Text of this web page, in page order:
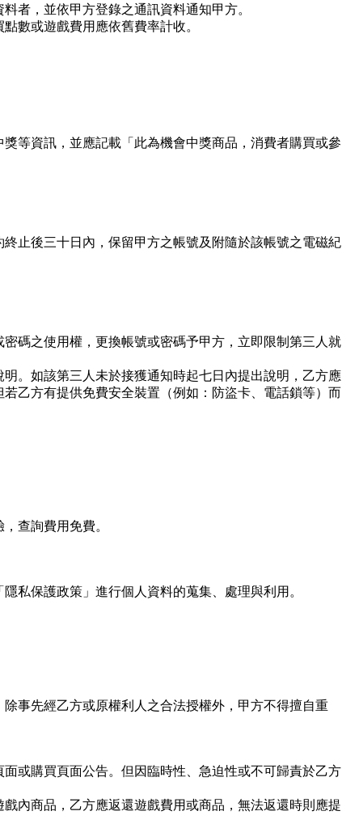
者，並依甲方登錄之通訊資料通知甲方。
數或遊戲費用應依舊費率計收。
等資訊，並應記載「此為機會中獎商品，消費者購買或參
止後三十日內，保留甲方之帳號及附隨於該帳號之電磁紀
碼之使用權，更換帳號或密碼予甲方，立即限制第三人就
。如該第三人未於接獲通知時起七日內提出說明，乙方應
乙方有提供免費安全裝置（例如：防盜卡、電話鎖等）而
查詢費用免費。
私保護政策」進行個人資料的蒐集、處理與利用。
事先經乙方或原權利人之合法授權外，甲方不得擅自重
或購買頁面公告。但因臨時性、急迫性或不可歸責於乙方
內商品，乙方應返還遊戲費用或商品，無法返還時則應提